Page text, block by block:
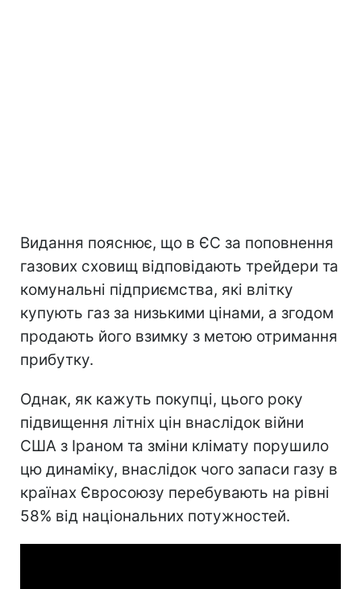
Видання пояснює, що в ЄС за поповнення
газових сховищ відповідають трейдери та
комунальні підприємства, які влітку
купують газ за низькими цінами, а згодом
продають його взимку з метою отримання
прибутку.
Однак, як кажуть покупці, цього року
підвищення літніх цін внаслідок війни
США з Іраном та зміни клімату порушило
цю динаміку, внаслідок чого запаси газу в
країнах Євросоюзу перебувають на рівні
58% від національних потужностей.